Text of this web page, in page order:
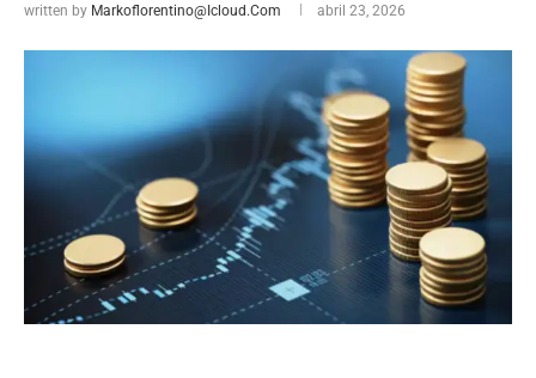
written by Markoflorentino@icloud.com abril 23, 2026